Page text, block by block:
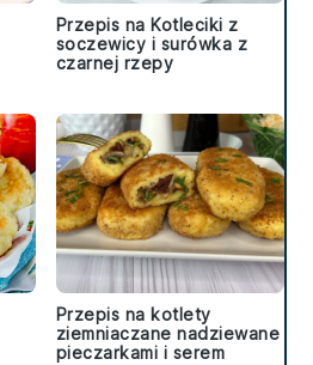
Przepis na Kotleciki z
soczewicy i surówka z
czarnej rzepy
Przepis na kotlety
ziemniaczane nadziewane
pieczarkami i serem